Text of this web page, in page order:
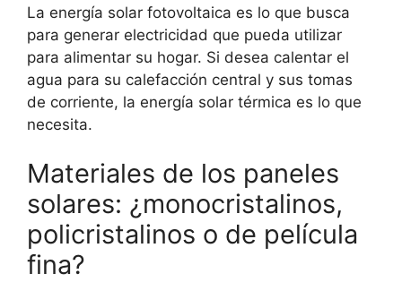
La energía solar fotovoltaica es lo que busca
para generar electricidad que pueda utilizar
para alimentar su hogar. Si desea calentar el
agua para su calefacción central y sus tomas
de corriente, la energía solar térmica es lo que
necesita.
Materiales de los paneles
solares: ¿monocristalinos,
policristalinos o de película
fina?